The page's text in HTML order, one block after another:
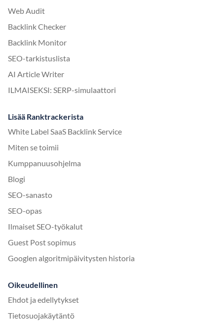
Web Audit
Backlink Checker
Backlink Monitor
SEO-tarkistuslista
AI Article Writer
ILMAISEKSI: SERP-simulaattori
Lisää Ranktrackerista
White Label SaaS Backlink Service
Miten se toimii
Kumppanuusohjelma
Blogi
SEO-sanasto
SEO-opas
Ilmaiset SEO-työkalut
Guest Post sopimus
Googlen algoritmipäivitysten historia
Oikeudellinen
Ehdot ja edellytykset
Tietosuojakäytäntö